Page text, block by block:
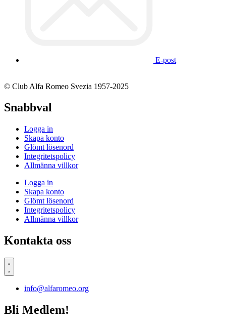
E-post
© Club Alfa Romeo Svezia 1957-2025
Snabbval
Logga in
Skapa konto
Glömt lösenord
Integritetspolicy
Allmänna villkor
Logga in
Skapa konto
Glömt lösenord
Integritetspolicy
Allmänna villkor
Kontakta oss
info@alfaromeo.org
Bli Medlem!